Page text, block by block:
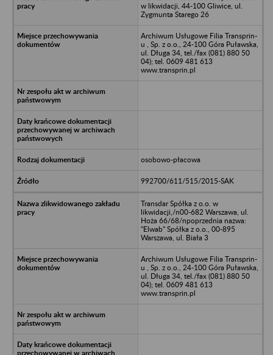
w likwidacji, 44-100 Gliwice, ul.
Zygmunta Starego 26
Archiwum Usługowe Filia Transprin-
u , Sp. z o.o., 24-100 Góra Puławska,
ul. Długa 34, tel./fax (081) 880 50
04); tel. 0609 481 613
www.transprin.pl
osobowo-płacowa
992700/611/515/2015-SAK
Transdar Spółka z o.o. w
likwidacji,/n00-682 Warszawa, ul.
Hoża 66/68/npoprzednia nazwa:
"Elwab" Spółka z o.o., 00-895
Warszawa, ul. Biała 3
Archiwum Usługowe Filia Transprin-
u , Sp. z o.o., 24-100 Góra Puławska,
ul. Długa 34, tel./fax (081) 880 50
04); tel. 0609 481 613
www.transprin.pl